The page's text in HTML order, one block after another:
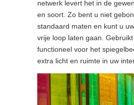
netwerk levert het in de
en soort. Zo bent u niet
standaard maten en kunt u
vrije loop laten gaan.
functioneel voor het
extra licht en ruimte in uw